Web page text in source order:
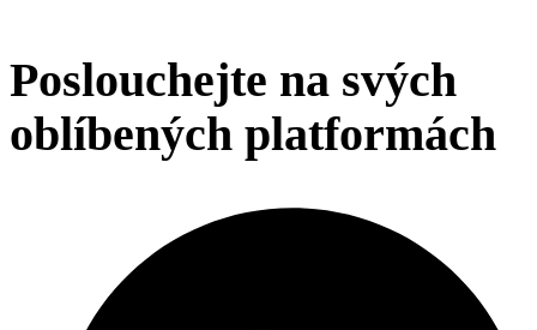
Poslouchejte na svých
oblíbených platformách